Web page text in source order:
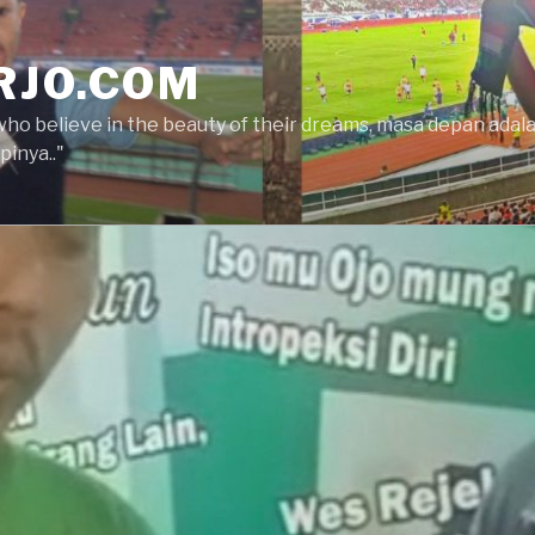
believe in the beauty of their dreams, masa depan